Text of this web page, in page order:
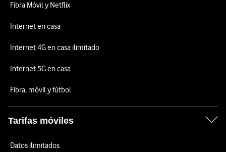
Fibra Móvil y Netflix
Internet en casa
Internet 4G en casa ilimitado
Internet 5G en casa
Fibra, móvil y fútbol
Tarifas móviles
Datos ilimitados